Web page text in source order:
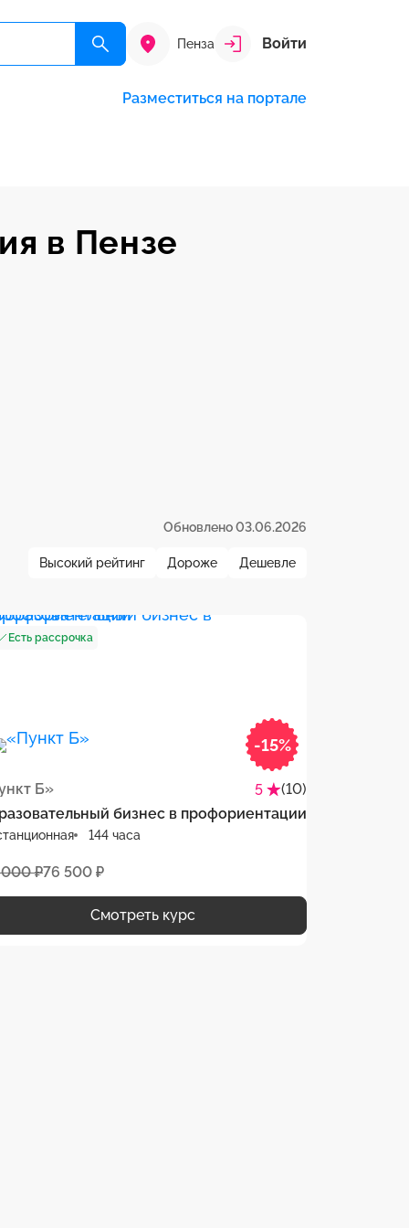
Пенза Войти
Разместиться на портале
в Пензе
Обновлено 03.06.2026
Высокий рейтинг Дороже Дешевле
Есть рассрочка
-15%
Б» 5
(10)
бизнес в профориентации
144 часа
₽76 500 ₽
Смотреть курс